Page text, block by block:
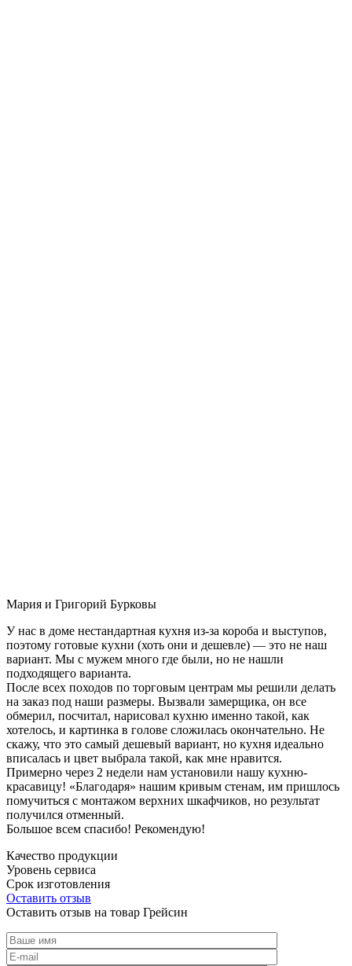
Мария и Григорий Бурковы
У нас в доме нестандартная кухня из-за короба и выступов,
поэтому готовые кухни (хоть они и дешевле) — это не наш
вариант. Мы с мужем много где были, но не нашли
подходящего варианта.
После всех походов по торговым центрам мы решили делать
на заказ под наши размеры. Вызвали замерщика, он все
обмерил, посчитал, нарисовал кухню именно такой, как
хотелось, и картинка в голове сложилась окончательно. Не
скажу, что это самый дешевый вариант, но кухня идеально
вписалась и цвет выбрала такой, как мне нравится.
Примерно через 2 недели нам установили нашу кухню-
красавицу! «Благодаря» нашим кривым стенам, им пришлось
помучиться с монтажом верхних шкафчиков, но результат
получился отменный.
Большое всем спасибо! Рекомендую!
Качество продукции
Уровень сервиса
Срок изготовления
Оставить отзыв
Оставить отзыв на товар Грейсин